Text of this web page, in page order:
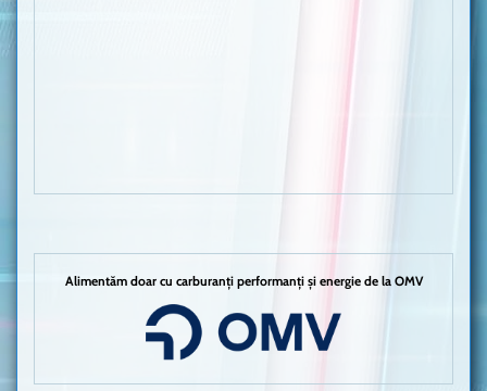
Alimentăm doar cu carburanți performanți și energie de la OMV